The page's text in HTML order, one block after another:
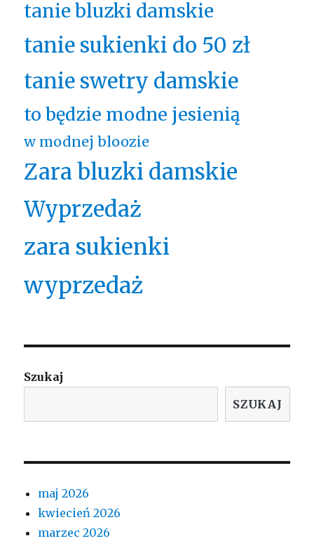
tanie bluzki damskie
tanie sukienki do 50 zł
tanie swetry damskie
to będzie modne jesienią
w modnej bloozie
Zara bluzki damskie
Wyprzedaż
zara sukienki
wyprzedaż
Szukaj
SZUKAJ
maj 2026
kwiecień 2026
marzec 2026